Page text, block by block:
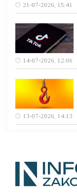
21-07-2026, 15:41
14-07-2026, 12:06
13-07-2026, 14:13